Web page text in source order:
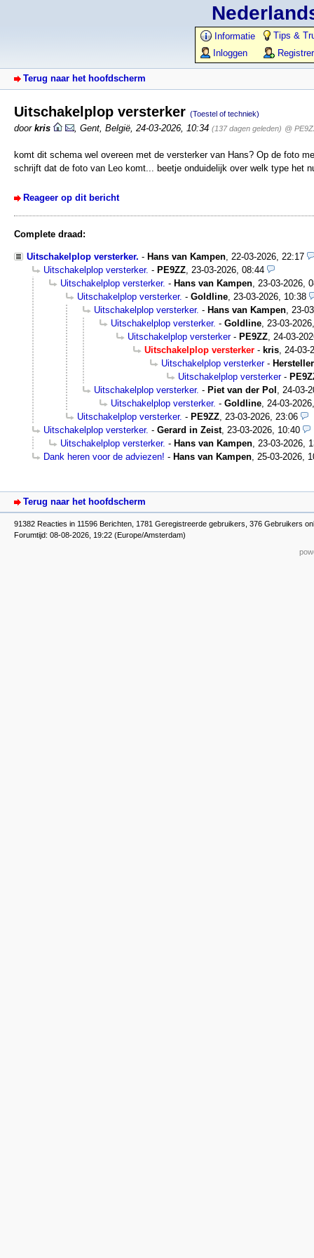
Informatie
Tips &
Inloggen
Terug naar het hoofdscherm
Uitschakelplop versterker (Toestel of techniek)
door kris Gent, België 24-03-2026, 10:34 (137 dagen geleden) @
komt dit schema wel overeen met de versterker van Hans? Op de foto
schrijft dat de foto van Leo komt... beetje onduidelijk over welk type het
Reageer op dit bericht
Complete draad:
Uitschakelplop versterker. - Hans van Kampen 22-03-2026, 22:17
Uitschakelplop versterker. - PE9ZZ 23-03-2026, 08:44
Uitschakelplop versterker. - Hans van Kampen 23-03-2026,
Uitschakelplop versterker. - Goldline 23-03-2026, 10:38
Uitschakelplop versterker. - Hans van Kampen 23-
Uitschakelplop versterker. - Goldline 23-03-
Uitschakelplop versterker- PE9ZZ 24-03-
Uitschakelplop versterker - kris 24-03-
Uitschakelplop versterker- Hersteller
Uitschakelplop versterker-
Uitschakelplop versterker. - Piet van der Pol
24-03-
Uitschakelplop versterker. - Goldline 24-03-
Uitschakelplop versterker. - PE9ZZ 23-03-2026, 23:06
Uitschakelplop versterker. - Gerard in Zeist, 23-03-2026, 10:40
Uitschakelplop versterker. - Hans van Kampen 23-03-2026,
Dank heren voor de adviezen! - Hans van Kampen 25-03-2026,
Terug naar het hoofdscherm
91382 Reacties in 11596 Berichten, 1781 Geregistreerde gebruikers, 376 Gebruikers
Forumtijd: 08-08-2026, 19:22 (Europe/Amsterdam)